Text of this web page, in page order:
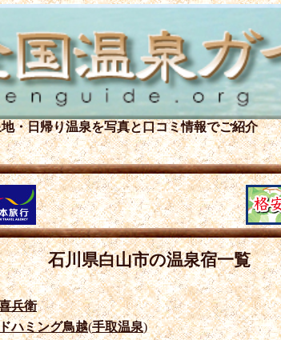
・日帰り温泉を写真と口コミ情報でご紹介
石川県白山市の温泉宿一覧
兵衛
ハミング鳥越(手取温泉)